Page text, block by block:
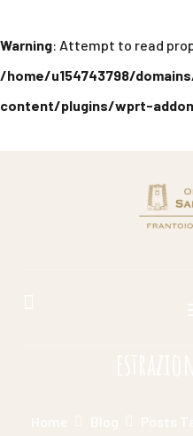
Warning: Attempt to read
/home/u154743798/
content/plugins/wprt-